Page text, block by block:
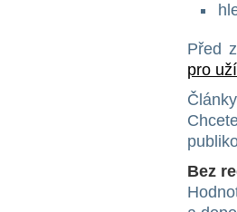
Před
pro
Bez